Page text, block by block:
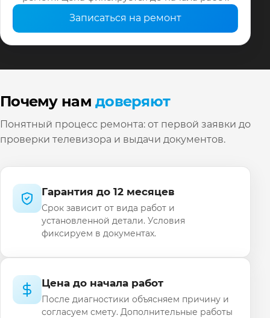
Записаться на ремонт
Почему намдоверяют
Понятный процесс ремонта: от первой заявки до
проверки телевизора и выдачи документов.
Гарантия до 12 месяцев
Срок зависит от вида работ и
установленной детали. Условия
фиксируем в документах.
Цена до начала работ
После диагностики объясняем причину и
согласуем смету. Дополнительные работы